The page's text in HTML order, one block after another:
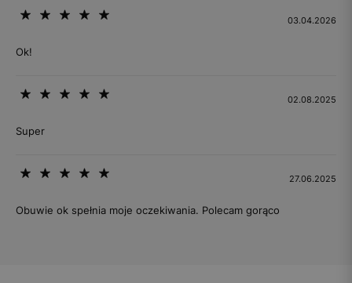
03.04.2026
Ok!
02.08.2025
Super
27.06.2025
Obuwie ok spełnia moje oczekiwania. Polecam gorąco